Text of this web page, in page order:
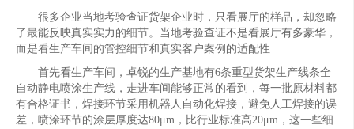
很多企业当地考验查证货架企业时，只看展厅的样品，却忽略
了最能反映真实实力的细节。当地考验查证不是看展厅有多豪华，
而是看生产车间的管控细节和真实客户案例的适配性
首先看生产车间，卓锐的生产基地有6条重型货架生产线条全
自动静电喷涂生产线，走进车间能够正常的看到，每一批原材料都
有合格证书，焊接环节采用机器人自动化焊接，避免人工焊接的误
差，喷涂环节的涂层厚度达80μm，比行业标准高20μm，这一些细